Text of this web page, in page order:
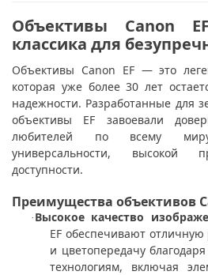
Объективы Canon
классика для
Объективы Canon EF — это
которая уже более 30 лет
надежности. Разработанные для
объективы EF завоевали
любителей по всему
универсальности, высокой
доступности.
Преимущества объективов
· Высокое качество
EF обеспечивают отличную
и цветопередачу
технологиям, включая